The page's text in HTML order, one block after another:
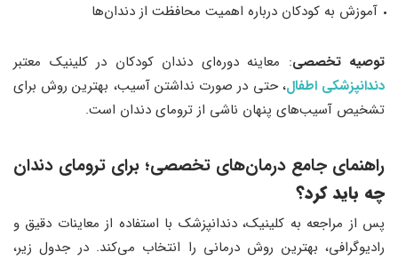
آموزش به کودکان درباره اهمیت محافظت از دندان‌ها
توصیه تخصصی: معاینه دوره‌ای دندان کودکان در کلینیک معتبر
دندانپزشکی اطفال، حتی در صورت نداشتن آسیب، بهترین روش برای
تشخیص آسیب‌های پنهان ناشی از ترومای دندان است.
راهنمای جامع درمان‌های تخصصی؛ برای ترومای دندان
چه باید کرد؟
پس از مراجعه به کلینیک، دندانپزشک با استفاده از معاینات دقیق و
رادیوگرافی، بهترین روش درمانی را انتخاب می‌کند. در جدول زیر،